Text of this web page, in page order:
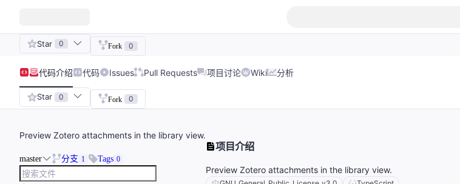
Star 0 Fork 0
代码介绍 代码 Issues Pull Requests 项目讨论 Wiki 分析
Star 0 Fork 0
Preview Zotero attachments in the library view.
master 分支 1 Tags 0
项目介绍
Preview Zotero attachments in the library view.